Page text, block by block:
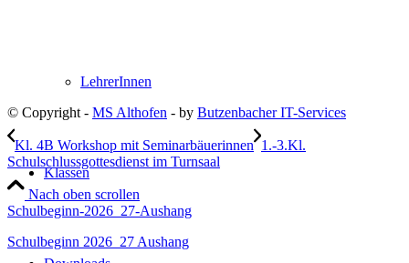
LehrerInnen
Klassen
© Copyright - MS Althofen - by Butzenbacher IT-Services
Kl. 4B Workshop mit Seminarbäuerinnen 1.-3.Kl.
Schulschlussgottesdienst im Turnsaal
Nach oben scrollen
Schulbeginn-2026_27-Aushang
Schulbeginn 2026_27 Aushang